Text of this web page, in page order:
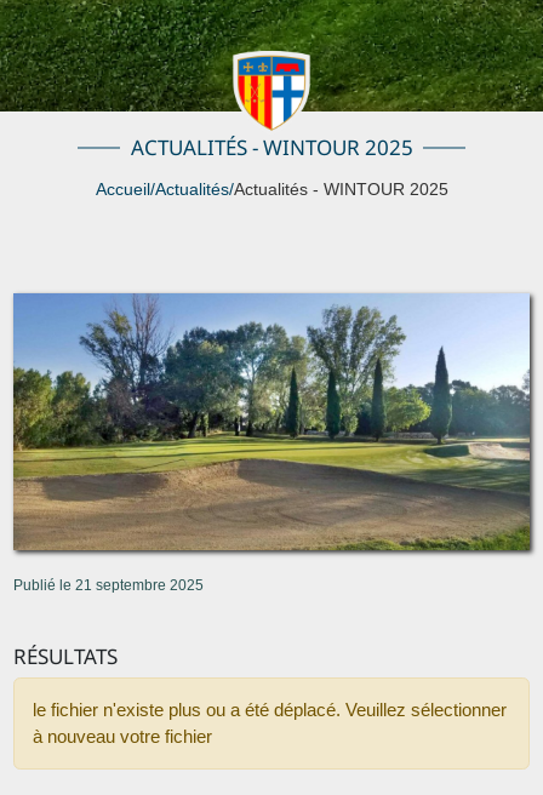
ACTUALITÉS - WINTOUR 2025
Accueil/Actualités/Actualités - WINTOUR 2025
Publié le 21 septembre 2025
RÉSULTATS
le fichier n'existe plus ou a été déplacé. Veuillez sélectionner
à nouveau votre fichier